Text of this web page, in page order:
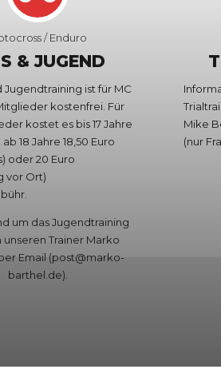
/ Enduro
& JUGEND
Jugendtraining ist für MC
kostenfrei. Für
kostet es bis 17 Jahre
18 Jahre 18,50 Euro
oder 20 Euro
vor Ort)
um das Jugendtraining
unseren Trainer Marko
Email (post@marko-
barthel.de).
Mike
(nur